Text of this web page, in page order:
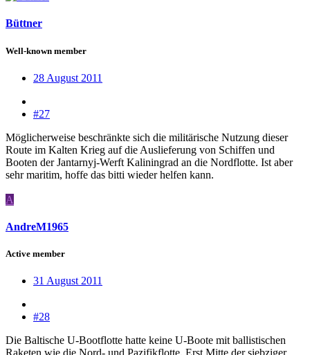
Büttner
Well-known member
28 August 2011
#27
Möglicherweise beschränkte sich die militärische Nutzung dieser
Route im Kalten Krieg auf die Auslieferung von Schiffen und
Booten der Jantarnyj-Werft Kaliningrad an die Nordflotte. Ist aber
sehr maritim, hoffe das bitti wieder helfen kann.
A
AndreM1965
Active member
31 August 2011
#28
Die Baltische U-Bootflotte hatte keine U-Boote mit ballistischen